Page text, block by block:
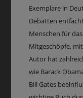
Exemplare in
Debatten
Menschen für
Mitgeschöpfe,
Autor hat
wie Barack
Bill Gates